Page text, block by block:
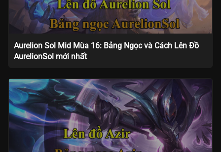
Aurelion Sol Mid Mùa 16: Bảng Ngọc và Cách Lên Đồ
AurelionSol mới nhất